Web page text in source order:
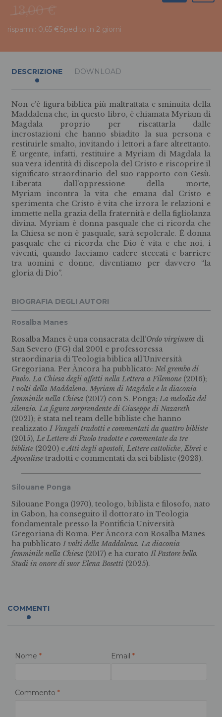
13,00 €
risparmi: 0,65 €Spedito in 2 giorni
DESCRIZIONE DOWNLOAD
Non c’è figura biblica più maltrattata e sminuita della
Maddalena che, in questo libro, è chiamata Myriam di
Magdala proprio per riscattarla dalle
incrostazioni che hanno sbiadito la sua persona e
restituirle smalto, invitando i lettori a fare altrettanto.
È urgente, infatti, restituire a Myriam di Magdala la
sua vera identità di discepola del Cristo e riscoprire il
significato straordinario del suo rapporto con Gesù.
Liberata dall’oppressione della morte,
Myriam incontra la vita che emana dal Cristo e
sperimenta che Cristo è vita che irrora le relazioni e
immette nella grazia della fraternità e della figliolanza
divina. Myriam è donna pasquale che ci ricorda che
la Chiesa se non è pasquale, sarà sepolcrale. È donna
pasquale che ci ricorda che Dio è vita e che noi, i
viventi, quando facciamo cadere steccati e barriere
tra uomini e donne, diventiamo per davvero “la
gloria di Dio”.
BIOGRAFIA DEGLI AUTORI
Rosalba Manes
Rosalba Manes è una consacrata dell’Ordo virginum di
San Severo (FG) dal 2001 e professoressa
straordinaria di Teologia biblica all’Università
Gregoriana. Per Àncora ha pubblicato: Nel grembo di
Paolo. La Chiesa degli affetti nella Lettera a Filemone (2016);
I volti della Maddalena. Myriam di Magdala e la diaconia
femminile nella Chiesa (2017) con S. Ponga; La melodia del
silenzio. La figura sorprendente di Giuseppe di Nazareth
(2021); è stata nel team delle bibliste che hanno
realizzato I Vangeli tradotti e commentati da quattro bibliste
(2015), Le Lettere di Paolo tradotte e commentate da tre
bibliste (2020) eAtti degli apostoli, Lettere cattoliche, Ebrei e
Apocalisse tradotti e commentati da sei bibliste (2023).
Silouane Ponga
Silouane Ponga (1970), teologo, biblista e filosofo, nato
in Gabon, ha conseguito il dottorato in Teologia
fondamentale presso la Pontificia Università
Gregoriana di Roma. Per Àncora con Rosalba Manes
ha pubblicato I volti della Maddalena. La diaconia
femminile nella Chiesa (2017) e ha curato Il Pastore bello.
Studi in onore di suor Elena Bosetti (2025).
COMMENTI
Nome * Email *
Commento *